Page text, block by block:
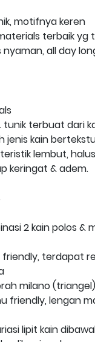
motifnya keren
terbaik yg
all day
tunik terbuat dari
jenis kain
lembut,
keringat & adem.
2 kain polos &
friendly, terdapat
milano (triangel)
friendly, lengan
lipit kain